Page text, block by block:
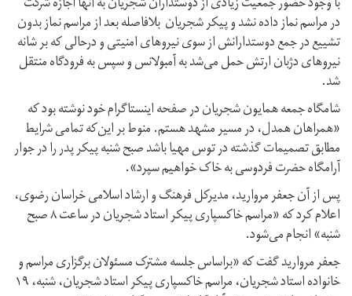
در مراسم نماز داده نشد و پیکر شجریان بلافاصله بعد از مراسم نماز بدون
تشییع در جمع دوستدارانش از سوی نیروهای امنیتی و درحالی که بر شانه
نیروهای دژبان ارتش حمل می‌شد به آمبولانس و سپس به فرودگاه منتقل
شد.
شامگاه جمعه همایون شجریان در صفحه اینستاگرام خود نوشته بود که
«همراهان همدل، در مسیر مشهد هستم. منوط بر این‌که تمامی شرایط
مطابق تصمیمات گذشته در توس مهیا باشد صبح شنبه پیکر پدر را در جوار
آرامگاه حضرت فردوسی به خاک خواهیم سپرد».
پس از آن جعفر مروارید، مدیرکل فرهنگ و ارشاد اسلامی خراسان رضوی،
اعلام کرد که «مراسم خاکسپاری پیکر استاد شجریان در ساعت ۸ صبح
شنبه» انجام می‌شود.
جعفر مروارید گفت که «براساس جلسه مشترک مسئولان برگزاری مراسم و
خانواده استاد شجریان، مراسم خاکسپاری پیکر استاد شجریان، شنبه، ۱۹